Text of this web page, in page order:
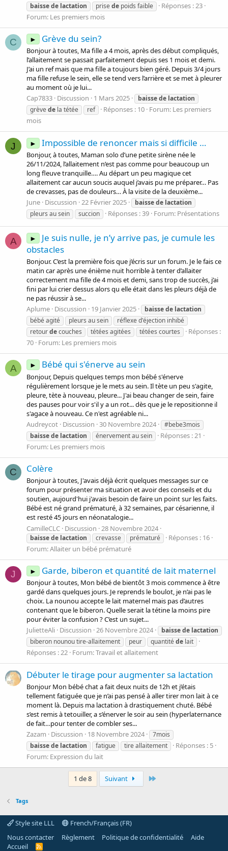
baissede lactation prisede poids faible
Réponses : 23
Forum: Les premiers mois
C ► Grève du sein?
Bonjour à toutes, Ma fille a 4 mois, après des début compliqués,
l’allaitement se passait parfaitement depuis ses 1 mois et demi.
J’ai un ref mais que ma fille a toujours bien géré. Depuis 3/4 jours
ma fille refuse le sein, elle se tend vers l’arrière et se met à pleurer
au moment où je lui...
Cap7833 Discussion 1 Mars 2025 baissede lactation
grèvede la tétée ref Réponses : 10 Forum: Les premiers
mois
J ► Impossible de renoncer mais si difficile …
Bonjour, à toutes, Maman solo d’une petite sirène née le
26/11/2024, l’allaitement n’est pas comme pour beaucoup un
long fleuve tranquille…. Au départ un peu magique cet
allaitement car aucun soucis auquel j’avais pu me préparer… Pas
de crevasses, pas de douleurs… À la visite de la deuxième...
June Discussion 22 Février 2025 baissede lactation
pleurs au sein
succion Réponses : 39 Forum: Présentations
A ►
Je suis nulle, je n’y arrive pas, je cumule les
obstacles
Bonjour. C’est la première fois que j’écris sur un forum. Je le fais ce
matin car après une énième nuit horrible à tenter d’allaiter
correctement ma fille de 4 mois et demi, sans trop de succès, j’ai
fini par lui crier dessus alors qu elle était dans les pleurs déjà de
ne pas réussir à se...
Aplume Discussion 19 Janvier 2025 baissede lactation
bébé agité
pleurs au sein
réflexe d'éjection inhibé
retourdecouches tétées agitées tétées courtes
Réponses :
70 Forum: Les premiers mois
A ► Bébé qui s'énerve au sein
Bonjour, Depuis quelques temps mon bébé s'énerve
régulièrement lorsque je le mets au sein. Il tète un peu s'agite,
pleure, tète à nouveau, pleure... J'ai beau changer de sein, faire
des pauses pour voir s'il y a un rot... dès que je le repositionne il
s'agace à nouveau. Ce n'est agréable ni...
Audreycot Discussion 30 Novembre 2024
#bebe3mois
baissede lactation énervement au sein
Réponses : 21
Forum: Les premiers mois
C Colère
Bonjour à toutes, J'avais déjà écrit quelques messages sur ce
forum pour présenter ma situation et avoir des conseils et du
soutien, aujourd'hui j'avais besoin de faire un point sur les faits.
Bébé est né grand prématuré, à 32 semaines, par césarienne, il
est resté 45 jours en néonatalogie...
CamilleCLC Discussion 28 Novembre 2024
baissede lactation crevasse prématuré
Réponses : 16
Forum:Allaiter un bébé prématuré
J ► Garde, biberon et quantité de lait maternel
Bonjour à toutes, Mon bébé de bientôt 3 mois commence à être
gardé dans quelques jours. Je reprends le boulot, je n’ai pas le
choix. La nounou accepte le lait maternel mais pas d’autres
contenant que le biberon. Quelle serait la tétine la moins pire
pour éviter la confusion ? C’est un sujet...
JulietteAli Discussion 26 Novembre 2024 baissede lactation
biberon nounou tire-allaitement
peur quantitéde lait
Réponses : 22 Forum:Travail et allaitement
Débuter le tirage pour augmenter sa lactation
Bonjour Mon bébé chat a fait deux nuits de 12h et j’étais
tellement fatiguée que je n’ai pas pensé à aller tirer mon lait à ce
moment là. Depuis ma lactation à drastiquement chuté. Bébé
s’est remis à tetouiller, a s’énerver le soir au sein (hyperlaternance
de fait…pour tenter de combler ses...
Zazam
Discussion 18 Novembre 2024
7mois
baissede lactation fatigue tire allaitement
Réponses : 5
Forum: Expression du lait
1 de 8 Suivant
Tags
Style site LLL
French/Français (FR)
Nous contacter
Règlement Politique de confidentialité
Aide
Accueil
R